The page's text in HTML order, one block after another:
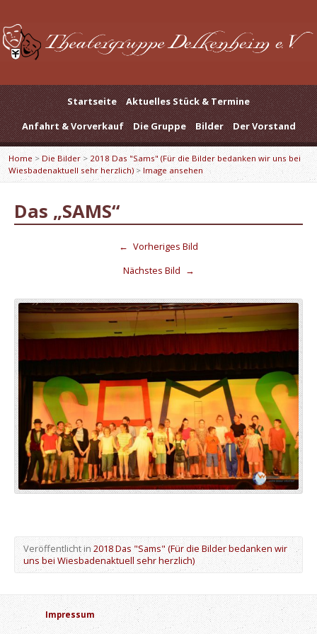
Startseite
Aktuelles Stück & Termine
Anfahrt & Vorverkauf
Die Gruppe Bilder Der Vorstand
Home > Die Bilder> 2018 Das "Sams" (Für die Bilder bedanken wir uns bei
Wiesbadenaktuell sehr herzlich)> Image ansehen
Das „SAMS“
← Vorheriges Bild
Nächstes Bild →
Veröffentlicht in2018 Das "Sams" (Für die Bilder bedanken wir
uns bei Wiesbadenaktuell sehr herzlich)
Impressum